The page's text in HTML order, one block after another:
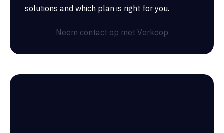
solutions and which plan is right for you.
Neem contact op met Verkoop